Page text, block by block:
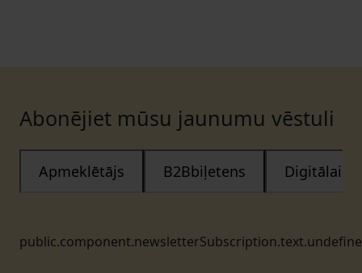
Abonējiet mūsu jaunumu vēstuli
Apmeklētājs B2Bbiļetens Digitālais